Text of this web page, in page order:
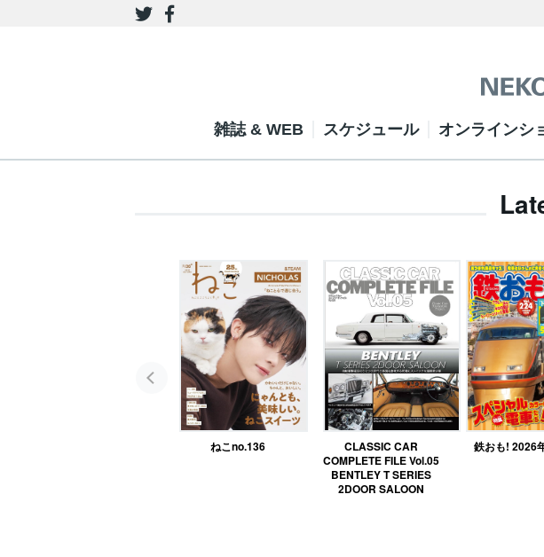
雑誌 & WEB スケジュール オンラインシ
ねこno.136
CLASSIC CAR
COMPLETE FILE Vol.05
BENTLEY T SERIES
2DOOR SALOON
鉄おも! 2026